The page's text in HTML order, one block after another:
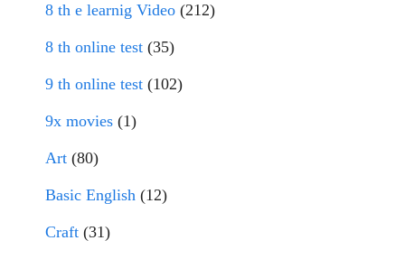
8 th e learnig Video (212)
8 th online test (35)
9 th online test (102)
9x movies (1)
Art (80)
Basic English (12)
Craft (31)